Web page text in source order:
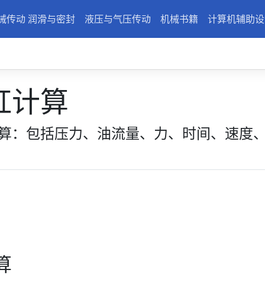
传动 润滑与密封 液压与气压传动 机械书籍 计算机辅助
计算
：包括压力、油流量、力、时间、速度